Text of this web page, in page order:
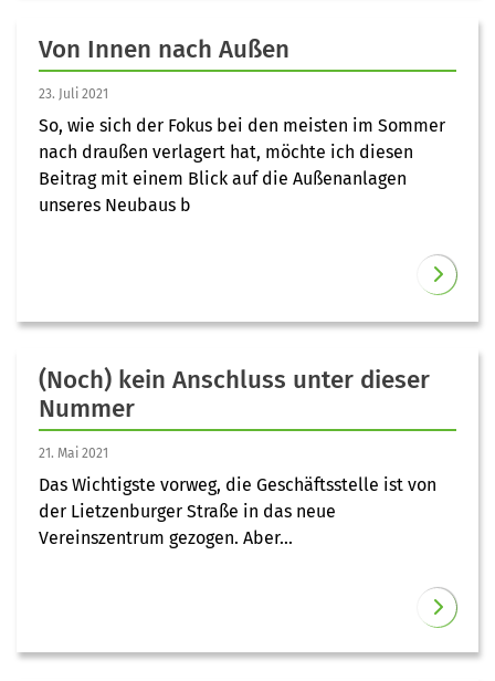
Von Innen nach Außen
23. Juli 2021
So, wie sich der Fokus bei den meisten im Sommer
nach draußen verlagert hat, möchte ich diesen
Beitrag mit einem Blick auf die Außenanlagen
unseres Neubaus b
(Noch) kein Anschluss unter dieser
Nummer
21. Mai 2021
Das Wichtigste vorweg, die Geschäftsstelle ist von
der Lietzenburger Straße in das neue
Vereinszentrum gezogen. Aber...